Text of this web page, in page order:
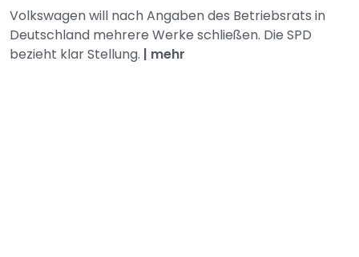
Volkswagen will nach Angaben des Betriebsrats in
Deutschland mehrere Werke schließen. Die SPD
bezieht klar Stellung. | mehr